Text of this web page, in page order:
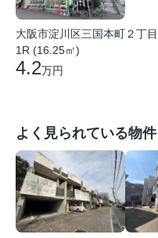
大阪市淀川区三国本町２丁目
1R (16.25㎡)
4.2万円
よく見られている物件